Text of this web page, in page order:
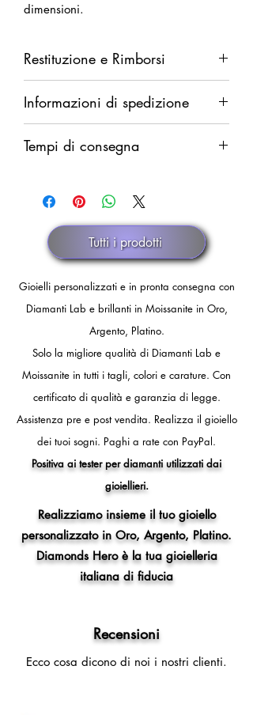
dimensioni.
Restituzione e Rimborsi
14 giorni dalla ricezione della merce.
Rimborso completo in caso di difetti.
Rimborso parziale (del solo costo della
merce al netto delle spese di
discrezionale.
Informazioni di spedizione
integrale in caso di smarrimento.
dello spedizioniere o dopo 30 giorni
Tempi di consegna
Tutti i prodotti
Gioielli personalizzati e in pronta consegna con
Diamanti Lab e brillanti in Moissanite in Oro,
Argento, Platino.
Solo la migliore qualità di Diamanti Lab e
Moissanite in tutti i tagli, colori e carature. Con
certificato di qualità e garanzia di legge.
Assistenza pre e post vendita. Realizza il gioiello
dei tuoi sogni. Paghi a rate con PayPal.
Positiva ai tester per diamanti utilizzati dai
gioiellieri.
Realizziamo insieme il tuo gioiello
personalizzato in Oro, Argento, Platino.
Diamonds Hero è la tua gioielleria
italiana di fiducia
Recensioni
Ecco cosa dicono di noi i nostri clienti.